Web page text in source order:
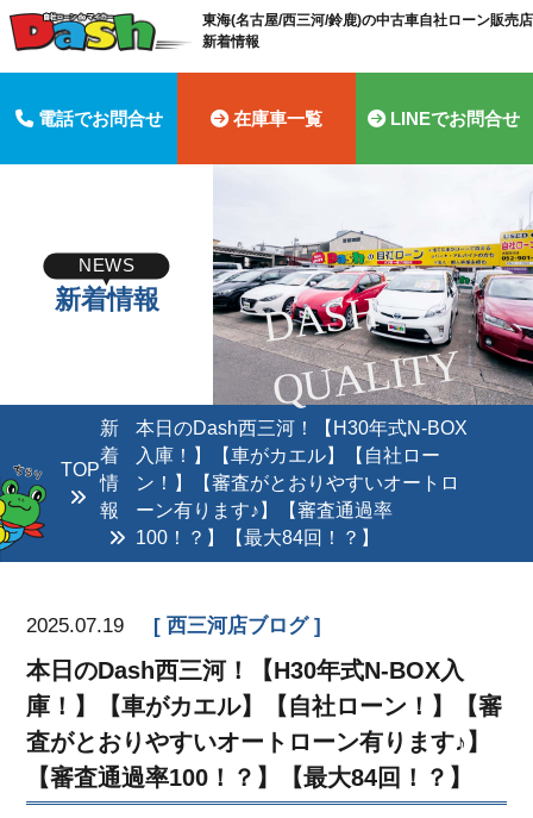
東海(名古屋/西三河/鈴鹿)の中古車自社ローン販売
新着情報
電話でお問合せ 在庫車一覧 LINEでお問合せ
D
A
S
H
Q
U
A
LI
T
Y
NEWS
新着情報
TOP
新
着
情
報
本日のDash西三河！【H30年式N-BOX
入庫！】【車がカエル】【自社ロー
ン！】【審査がとおりやすいオートロ
ーン有ります♪】【審査通過率
100！？】【最大84回！？】
2025.07.19 西三河店ブログ
本日のDash西三河！【H30年式N-BOX入
庫！】【車がカエル】【自社ローン！】【審
査がとおりやすいオートローン有ります♪】
【審査通過率100！？】【最大84回！？】